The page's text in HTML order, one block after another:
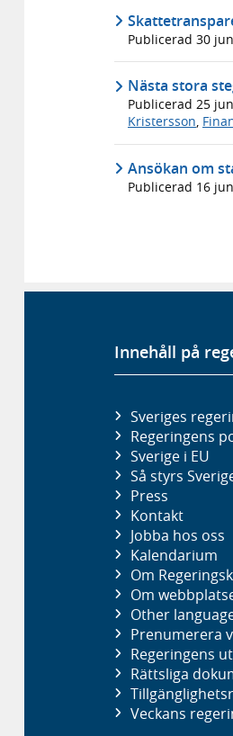
Publicerad 30
Nästa stora
Publicerad 25
Kristersson,
Ansökan om
Publicerad 16
Innehåll på
Sveriges
Regeringens
Sverige i EU
Så styrs
Press
Kontakt
Jobba hos oss
Kalendarium
Om
Om
Other
Prenumerera
Regeringens
Rättsliga
Veckans